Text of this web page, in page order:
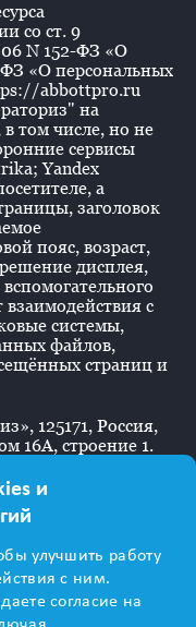
со ст. 9
N 152-ФЗ «О
«О персональных
abbottpro.ru
на
том числе, но не
сервисы
Yandex
а
заголовок
пояс, возраст,
дисплея,
с
системы,
файлов,
страниц и
125171, Россия,
16А, строение 1.
и
улучшить работу
с ним.
согласие на